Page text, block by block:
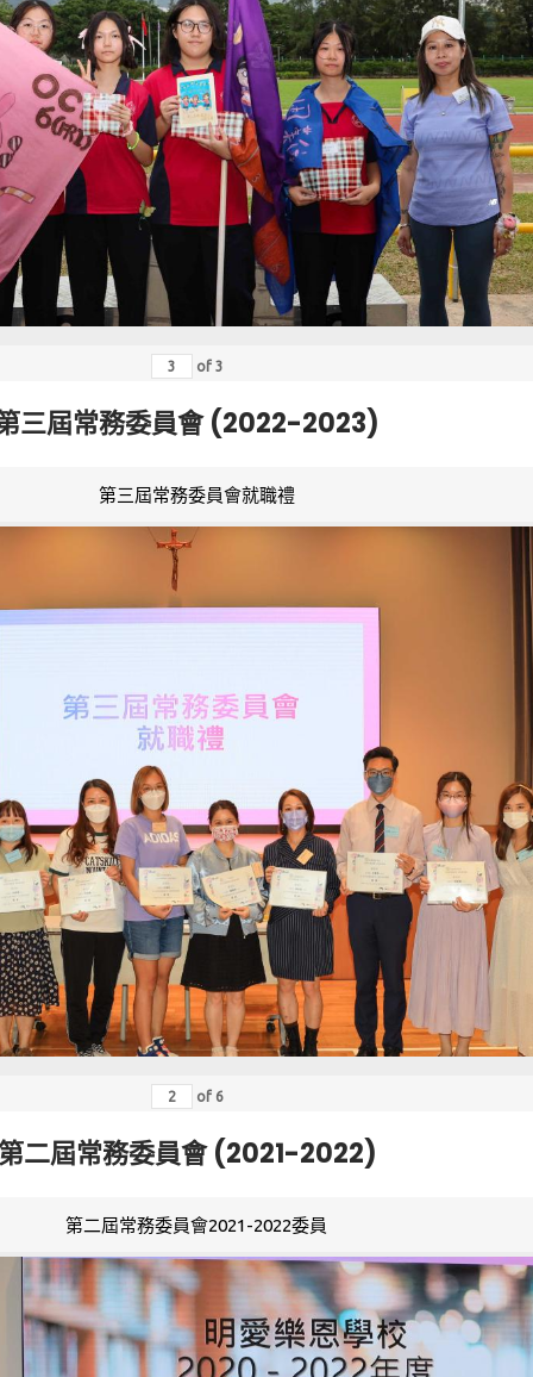
of 3
三屆常務委員會 (2022-2023)
第三屆常務委員會就職禮
of 6
二屆常務委員會 (2021-2022)
第二屆常務委員會2021-2022委員